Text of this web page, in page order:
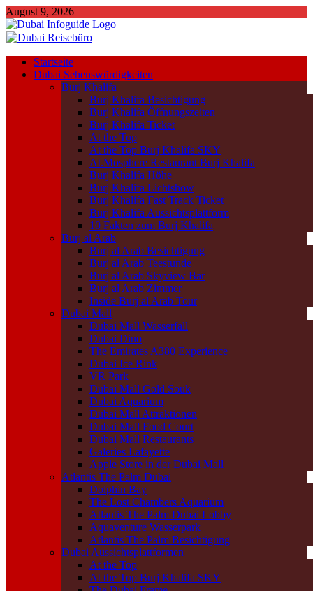
August 9, 2026
Startseite
Dubai Sehenswürdigkeiten
Burj Khalifa
Burj Khalifa Besichtigung
Burj Khalifa Öffnungszeiten
Burj Khalifa Ticket
At the Top
At the Top Burj Khalifa SKY
At.Mosphere Restaurant Burj Khalifa
Burj Khalifa Höhe
Burj Khalifa Lichtshow
Burj Khalifa Fast Track Ticket
Burj Khalifa Aussichtsplattform
10 Fakten zum Burj Khalifa
Burj al Arab
Burj al Arab Besichtigung
Burj al Arab Teestunde
Burj al Arab Skyview Bar
Burj al Arab Zimmer
Inside Burj al Arab Tour
Dubai Mall
Dubai Mall Wasserfall
Dubai Dino
The Emirates A380 Experience
Dubai Ice Rink
VR Park
Dubai Mall Gold Souk
Dubai Aquarium
Dubai Mall Attraktionen
Dubai Mall Food Court
Dubai Mall Restaurants
Galeries Lafayette
Apple Store in der Dubai Mall
Atlantis The Palm Dubai
Dolphin Bay
The Lost Chambers Aquarium
Atlantis The Palm Dubai Lobby
Aquaventure Wasserpark
Atlantis The Palm Besichtigung
Dubai Aussichtsplattformen
At the Top
At the Top Burj Khalifa SKY